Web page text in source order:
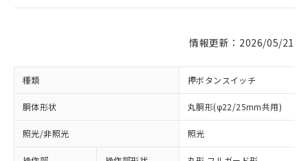
情報更新：2026/05/21
種類 押ボタンスイッチ
胴体形状 丸胴形(φ22/25mm共用)
照光/非照光 照光